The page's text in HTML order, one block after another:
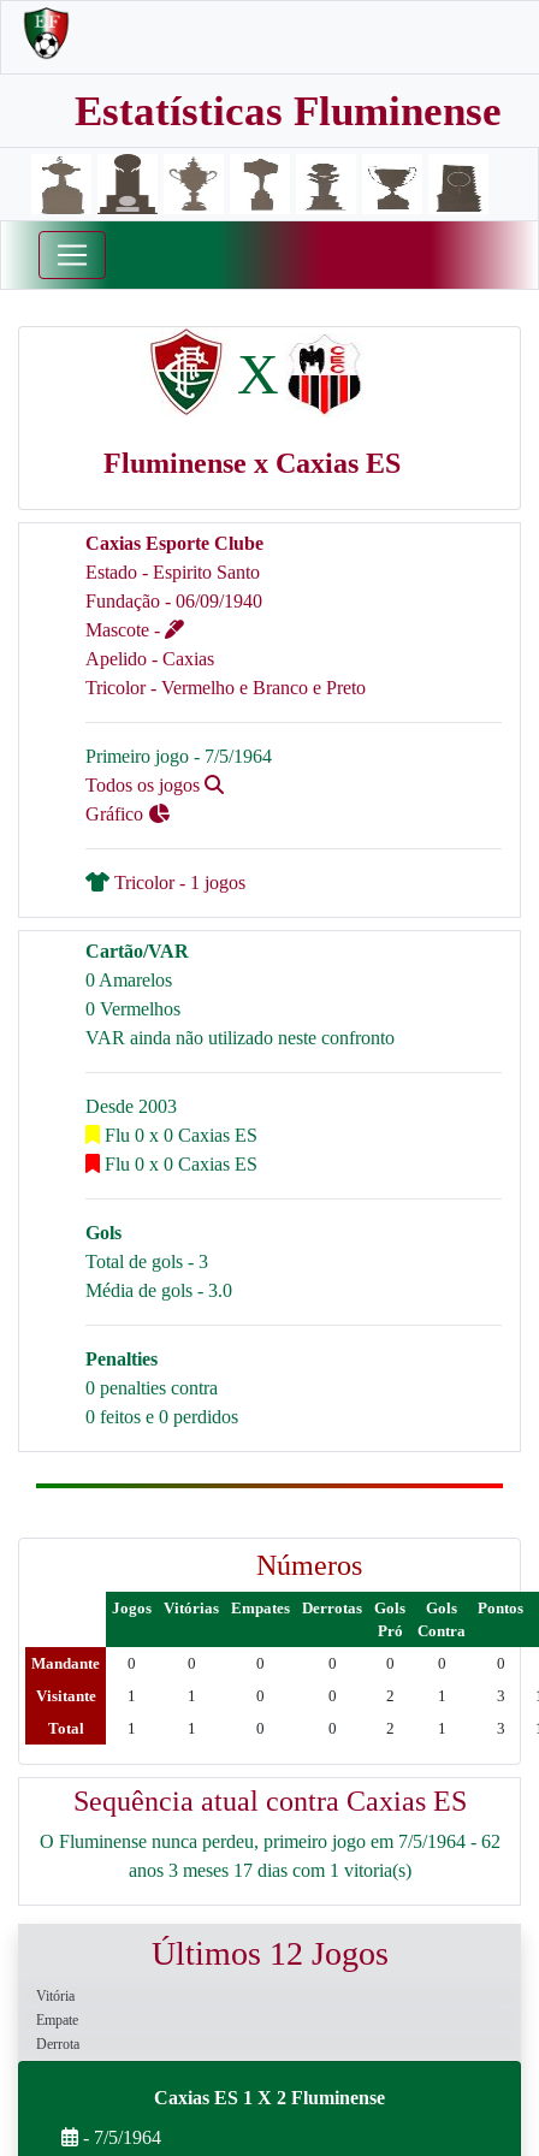
Estatísticas Fluminense
X
Fluminense x Caxias ES
Caxias Esporte Clube
Estado - Espirito Santo
Fundação - 06/09/1940
Mascote -
Apelido - Caxias
Tricolor - Vermelho e Branco e Preto
Primeiro jogo - 7/5/1964
Todos os jogos
Gráfico
Tricolor - 1 jogos
Cartão/VAR
0 Amarelos
0 Vermelhos
VAR ainda não utilizado neste confronto
Desde 2003
Flu 0 x 0 Caxias ES
Flu 0 x 0 Caxias ES
Gols
Total de gols - 3
Média de gols - 3.0
Penalties
0 penalties contra
0 feitos e 0 perdidos
Números
Jogos Vitórias Empates Derrotas
Gols
Pró
Gols
Contra
Pontos
Mandante 0 0 0 0 0 0
0
Visitante
1 1 0 0 2 1 3
Total
1 1 0 0 2 1 3
Sequência atual contra Caxias ES
O Fluminense nunca perdeu, primeiro jogo em 7/5/1964 - 62
anos 3 meses 17 dias com 1 vitoria(s)
Últimos 12 Jogos
Vitória
Empate
Derrota
Caxias ES 1 X 2 Fluminense
- 7/5/1964